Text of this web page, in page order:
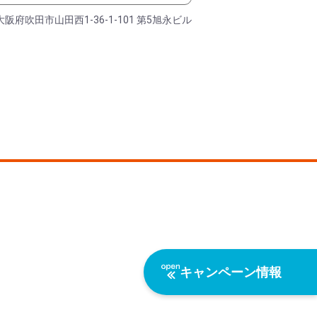
キャンペーン情報
阪府吹田市山田西1-36-1-101 第5旭永ビル